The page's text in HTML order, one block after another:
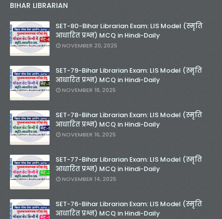
BIHAR LIBRARIAN
SET-80-Bihar Librarian Exam: LIS Model (स्मृति
आधारित प्रश्न) MCQ in Hindi-Daily
NOVEMBER 20, 2025
SET-79-Bihar Librarian Exam: LIS Model (स्मृति
आधारित प्रश्न) MCQ in Hindi-Daily
NOVEMBER 18, 2025
SET-78-Bihar Librarian Exam: LIS Model (स्मृति
आधारित प्रश्न) MCQ in Hindi-Daily
NOVEMBER 16, 2025
SET-77-Bihar Librarian Exam: LIS Model (स्मृति
आधारित प्रश्न) MCQ in Hindi-Daily
NOVEMBER 14, 2025
SET-76-Bihar Librarian Exam: LIS Model (स्मृति
आधारित प्रश्न) MCQ in Hindi-Daily